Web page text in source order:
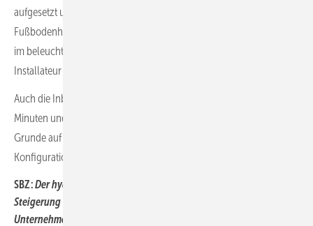
aufgesetzt und durch einen Steckverbinder mit dem
Fußbodenheizungscontroller verbunden. Der Zustand der Ventile ist
im beleuchteten Display des Controllers zu sehen, und der
Installateur kann Funktionstests direkt durchführen.
Auch die Inbetriebnahme per Smartphone-App dauert nur wenige
Minuten und beschränkt sich durch den Anlernassistenten im
Grunde auf das Einscannen eines QR-Codes und einige wenige
Konfigurationsschritte.
SBZ:Der hydraulische Abgleich gilt als zentraler Hebel zur
Steigerung der Energieeffizienz. Herr Bertelt, wie adressiert Ihr
Unternehmen dieses Thema?